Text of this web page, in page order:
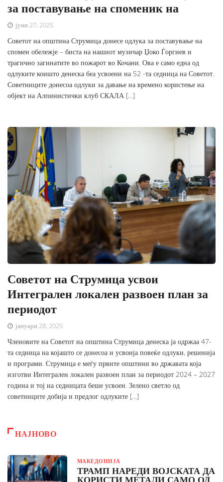
за поставување на споменик на
јуни 27, 2025
Советот на општина Струмица донесе одлука за поставување на
спомен обележје – биста на нашиот музичар Џоко Ѓоргиев и
трагично загинатите во пожарот во Кочани. Ова е само една од
одлуките коишто денеска беа усвоени на 52 -та седница на Советот.
Советниците донесоа одлуки за давање на времено користење на
објект на Алпинистички клуб СКАЛА […]
Советот на Струмица усвои
Интегрален локален развоен план за
периодот
јануари 28, 2025
Членовите на Советот на општина Струмица денеска ја одржаа 47-
та седница на којашто се донесоа и усвоија повеќе одлуки, решенија
и програми. Струмица е меѓу првите општини во државата која
изготви Интегрален локален развоен план за периодот 2024 – 2027
година и тој на седницата беше усвоен. Зелено светло од
советниците добија и предлог одлуките […]
НАЈНОВО
МАКЕДОНИЈА
ТРАМП НАРЕДИ ВОЈСКАТА ДА
КОРИСТИ МЕТАЛИ САМО ОД